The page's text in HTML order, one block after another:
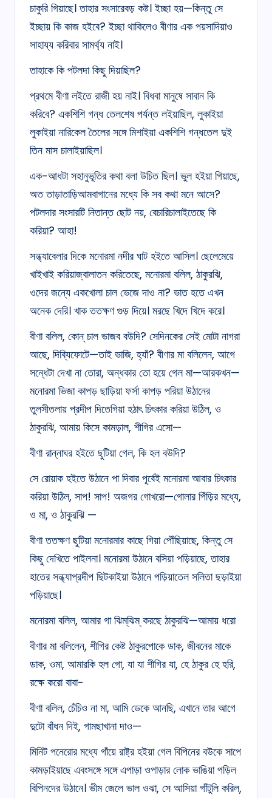
চাকুরি গিয়াছে। তাহার সংসারেবড় কষ্ট। ইচ্ছা হয়—কিন্তু সে
ইচ্ছায় কি কাজ হইবে? ইচ্ছা থাকিলেও বীণার এক পয়সাদিয়াও
সাহায্য করিবার সামর্থ্য নাই।
তাহাকে কি পটলদা কিছু দিয়াছিল?
প্রথমে বীণা লইতে রাজী হয় নাই। বিধবা মানুষে সাবান কি
করিবে? একশিশি গন্ধ তেলশেষ পর্যন্ত লইয়াছিল, লুকাইয়া
লুকাইয়া নারিকেল তৈলের সঙ্গে মিশাইয়া একশিশি গন্ধতেল দুই
তিন মাস চালাইয়াছিল।
এক-আধটা সহানুভূতির কথা বলা উচিত ছিল। ভুল হইয়া গিয়াছে,
অত তাড়াতাড়িআমবাগানের মধ্যে কি সব কথা মনে আসে?
পটলদার সংসারটি নিতান্ত ছোট নয়, বেচারিচালাইতেছে কি
করিয়া? আহা!
সন্ধ্যাবেলার দিকে মনোরমা নদীর ঘাট হইতে আসিল। ছেলেমেয়ে
খাইখাই করিয়াজ্বালাতন করিতেছে, মনোরমা বলিল, ঠাকুরঝি,
ওদের জন্যে একখোলা চাল ভেজে দাও না? ভাত হতে এখন
অনেক দেরি। খাক ততক্ষণ গুড় দিয়ে। মরছে খিদে খিদে করে।
বীণা বলিল, কোন্ চাল ভাজব বউদি? সেদিনকের সেই মোটা নাগরা
আছে, দিব্যিফোটে—তাই ভাজি, হ্যাঁ? বীণার মা বলিলেন, আগে
সন্ধেটা দেখা না তোরা, অন্ধকার তো হয়ে গেল মা—আরকখন—
মনোরমা ভিজা কাপড় ছাড়িয়া ফর্সা কাপড় পরিয়া উঠানের
তুলসীতলায় প্রদীপ দিতেগিয়া হঠাৎ চিৎকার করিয়া উঠিল, ও
ঠাকুরঝি, আমায় কিসে কামড়াল, শীগির এসো—
বীণা রান্নাঘর হইতে ছুটিয়া গেল, কি হল বউদি?
সে রোয়াক হইতে উঠানে পা দিবার পূর্বেই মনোরমা আবার চিৎকার
করিয়া উঠিল, সাপ! সাপ! অজগর গোখরো—গোলার পিঁড়ির মধ্যে,
ও মা, ও ঠাকুরঝি —
বীণা ততক্ষণ ছুটিয়া মনোরমার কাছে গিয়া পৌঁছিয়াছে, কিন্তু সে
কিছু দেখিতে পাইলনা। মনোরমা উঠানে বসিয়া পড়িয়াছে, তাহার
হাতের সন্ধ্যাপ্রদীপ ছিটকাইয়া উঠানে পড়িয়াতেল সলিতা ছড়াইয়া
পড়িয়াছে।
মনোরমা বলিল, আমার গা ঝিম্‌ঝিম্ করছে ঠাকুরঝি—আমায় ধরো
বীণার মা বলিলেন, শীগির কেষ্ট ঠাকুরপোকে ডাক, জীবনের মাকে
ডাক, ওমা, আমারকি হল গো, যা যা শীগির যা, হে ঠাকুর হে হরি,
রক্ষে করো বাবা-
বীণা বলিল, চেঁচিও না মা, আমি ডেকে আনছি, এখানে তার আগে
দুটো বাঁধন দিই, গামছাখানা দাও—
মিনিট পনেরোর মধ্যে গাঁয়ে রাষ্ট্র হইয়া গেল বিপিনের বউকে সাপে
কামড়াইয়াছে এবংসঙ্গে সঙ্গে এপাড়া ওপাড়ার লোক ভাঙিয়া পড়িল
বিপিনদের উঠানে। ভীম জেলে ভাল ওঝা, সে আসিয়া গাঁটুলি করিল,